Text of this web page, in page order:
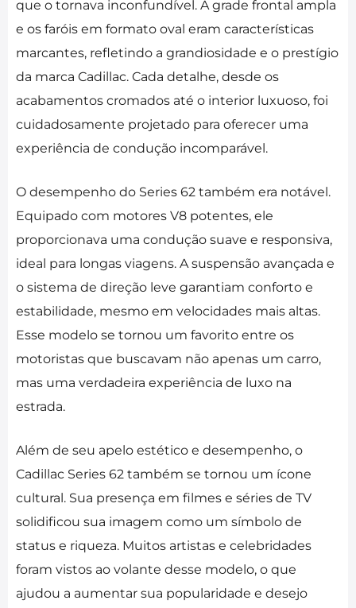
que o tornava inconfundível. A grade frontal ampla
e os faróis em formato oval eram características
marcantes, refletindo a grandiosidade e o prestígio
da marca Cadillac. Cada detalhe, desde os
acabamentos cromados até o interior luxuoso, foi
cuidadosamente projetado para oferecer uma
experiência de condução incomparável.
O desempenho do Series 62 também era notável.
Equipado com motores V8 potentes, ele
proporcionava uma condução suave e responsiva,
ideal para longas viagens. A suspensão avançada e
o sistema de direção leve garantiam conforto e
estabilidade, mesmo em velocidades mais altas.
Esse modelo se tornou um favorito entre os
motoristas que buscavam não apenas um carro,
mas uma verdadeira experiência de luxo na
estrada.
Além de seu apelo estético e desempenho, o
Cadillac Series 62 também se tornou um ícone
cultural. Sua presença em filmes e séries de TV
solidificou sua imagem como um símbolo de
status e riqueza. Muitos artistas e celebridades
foram vistos ao volante desse modelo, o que
ajudou a aumentar sua popularidade e desejo